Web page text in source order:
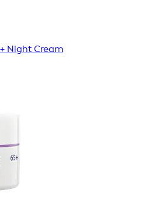
Night Cream